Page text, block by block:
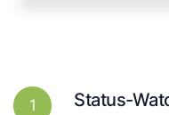
1 Status-